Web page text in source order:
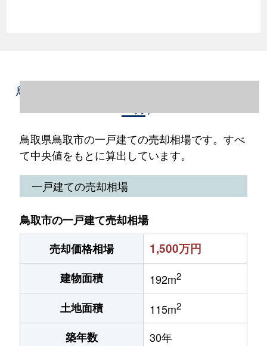
鳥取県鳥取市の一戸建て売却情報（2023年1
鳥取県鳥取市の一戸建ての売却相場です。すべ
て中央値をもとに算出しています。
一戸建ての売却相場
鳥取市の一戸建て売却相場
売却価格相場
1,500万円
建物面積 192m2
土地面積 115m2
築年数 30年